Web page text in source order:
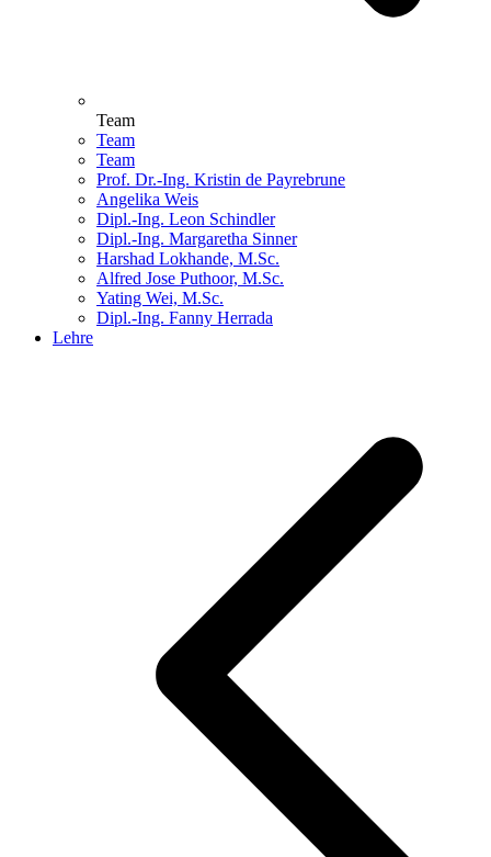
Team
Team
Team
Prof. Dr.-Ing. Kristin de Payrebrune
Angelika Weis
Dipl.-Ing. Leon Schindler
Dipl.-Ing. Margaretha Sinner
Harshad Lokhande, M.Sc.
Alfred Jose Puthoor, M.Sc.
Yating Wei, M.Sc.
Dipl.-Ing. Fanny Herrada
Lehre